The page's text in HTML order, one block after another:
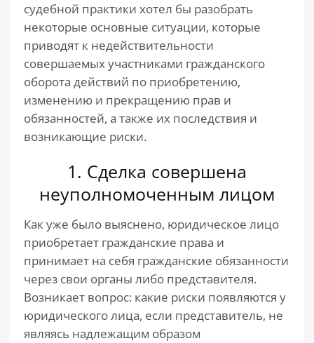
судебной практики хотел бы разобрать
некоторые основные ситуации, которые
приводят к недействительности
совершаемых участниками гражданского
оборота действий по приобретению,
изменению и прекращению прав и
обязанностей, а также их последствия и
возникающие риски.
1. Сделка совершена
неуполномоченным лицом
Как уже было выяснено, юридическое лицо
приобретает гражданские права и
принимает на себя гражданские обязанности
через свои органы либо представителя.
Возникает вопрос: какие риски появляются у
юридического лица, если представитель, не
являясь надлежащим образом